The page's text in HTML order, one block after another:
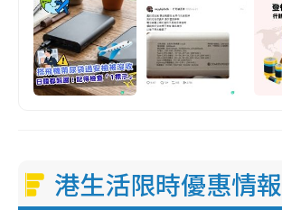
港生活限時優惠情報